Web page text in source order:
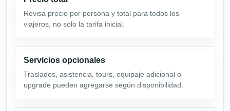
Revisa precio por persona y total para todos los
viajeros, no solo la tarifa inicial.
Servicios opcionales
Traslados, asistencia, tours, equipaje adicional o
upgrade pueden agregarse según disponibilidad.